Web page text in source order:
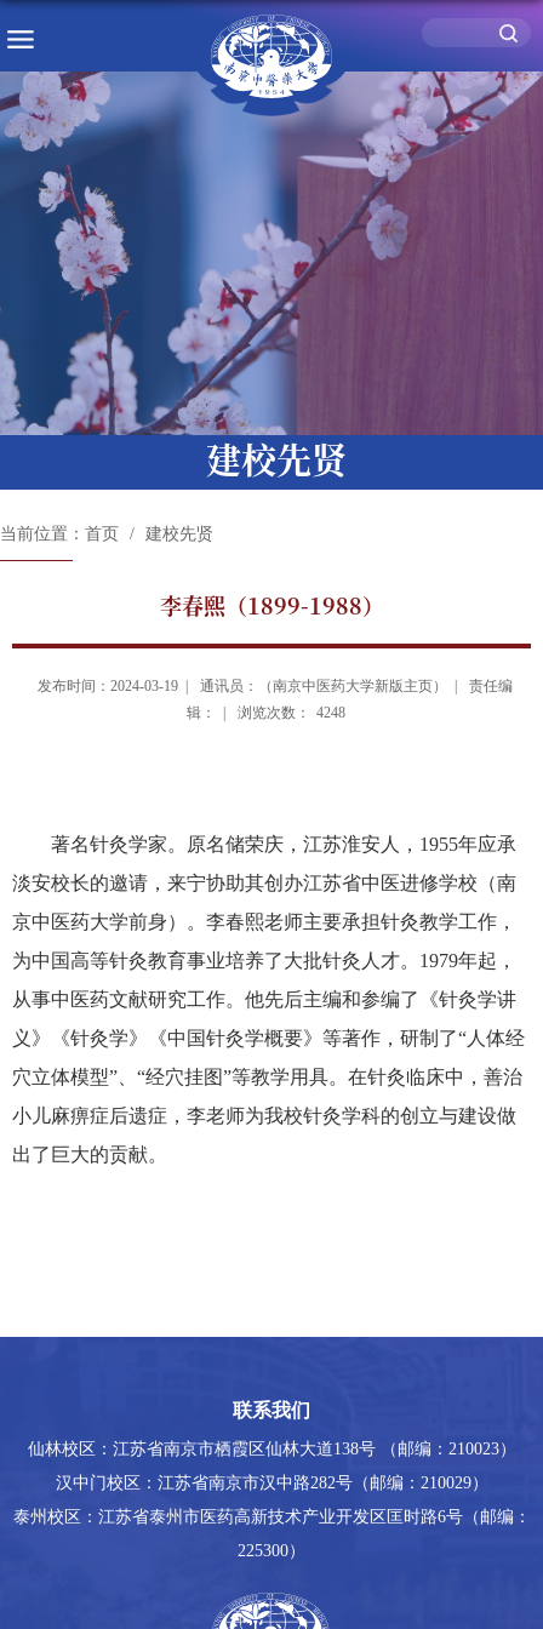
建校先贤
当前位置： 首页 建校先贤
李春熙（1899-1988）
发布时间：2024-03-19 | 通讯员：（南京中医药大学新版主页） |
责任编
辑： |
浏览次数： 4248
著名针灸学家。原名储荣庆，江苏淮安人， 1955年应承
淡安校长的邀请，来宁协助其创办江苏省中医进修学校（南
京中医药大学前身）。李春熙老师主要承担针灸教学工作，
为中国高等针灸教育事业培养了大批针灸人才。 1979年起，
从事中医药文献研究工作。他先后主编和参编了《针灸学讲
义》《针灸学》《中国针灸学概要》等著作，研制了“人体经
穴立体模型”、 “经穴挂图”等教学用具。在针灸临床中，善治
小儿麻痹症后遗症，李老师为我校针灸学科的创立与建设做
出了巨大的贡献。
联系我们
仙林校区：江苏省南京市栖霞区仙林大道138号 （邮编：210023）
汉中门校区：江苏省南京市汉中路282号（邮编：210029）
泰州校区：江苏省泰州市医药高新技术产业开发区匡时路6号（邮编：
225300）